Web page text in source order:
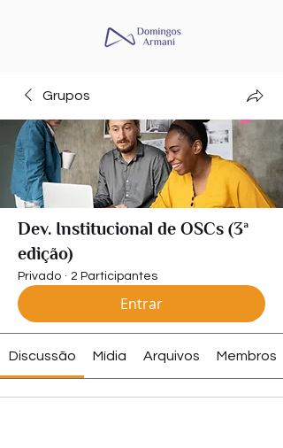
Grupos
Dev. Institucional de OSCs (3ª
edição)
Privado · 2 Participantes
Entrar
Discussão Mídia Arquivos Membros